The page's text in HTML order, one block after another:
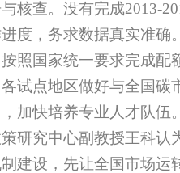
核查。没有完成2013-
度，务求数据真实准确
照国家统一要求完成配
试点地区做好与全国碳
加快培养专业人才队伍
研究中心副教授王科认
建设，先让全国市场运